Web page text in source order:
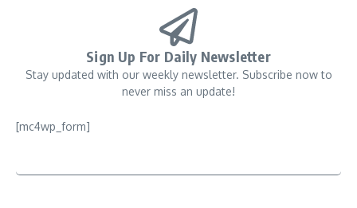
Sign Up For Daily Newsletter
Stay updated with our weekly newsletter. Subscribe now to
never miss an update!
[mc4wp_form]